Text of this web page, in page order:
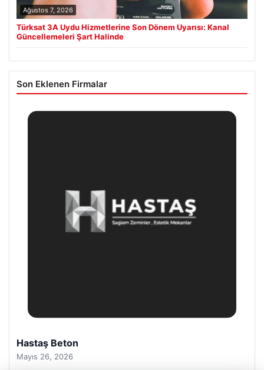
Ağustos 7, 2026
Türksat 3A Uydu Hizmetlerine Son Dönem Uyarısı: Kanal
Güncellemeleri Şart Halinde
Son Eklenen Firmalar
Prenses Night Club
Nisan 29, 2026